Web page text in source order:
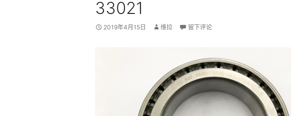
33021
2019年4月15日 维拉 留下评论